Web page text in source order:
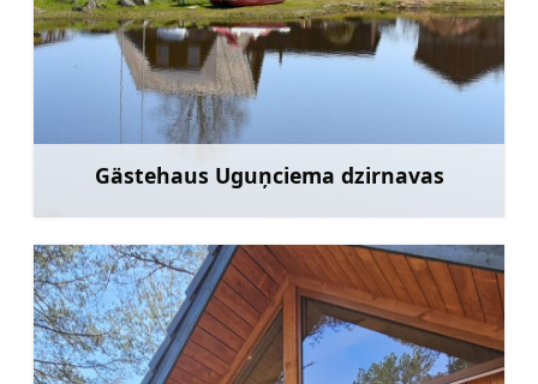
Gästehaus Uguņciema dzirnavas